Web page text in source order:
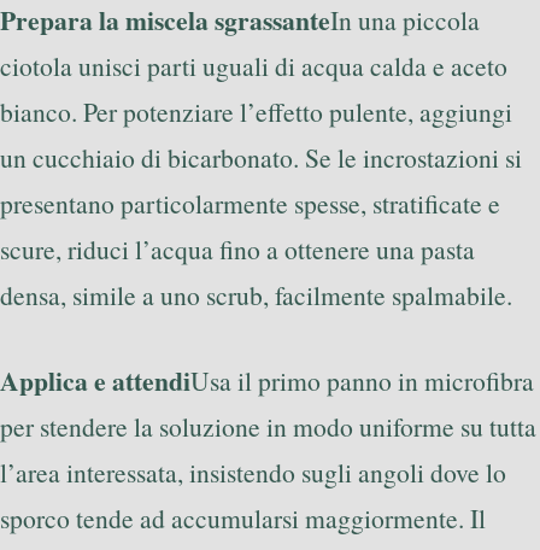
Prepara la miscela sgrassanteIn una piccola
ciotola unisci parti uguali di acqua calda e aceto
bianco. Per potenziare l’effetto pulente, aggiungi
un cucchiaio di bicarbonato. Se le incrostazioni si
presentano particolarmente spesse, stratificate e
scure, riduci l’acqua fino a ottenere una pasta
densa, simile a uno scrub, facilmente spalmabile.
Applica e attendiUsa il primo panno in microfibra
per stendere la soluzione in modo uniforme su tutta
l’area interessata, insistendo sugli angoli dove lo
sporco tende ad accumularsi maggiormente. Il